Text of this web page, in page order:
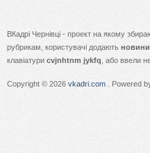
ВКадрі Чернівці - проект на якому
рубрикам, користувачі додають новини
клавіатури cvjnhtnm jykfq , або ввели
Copyright © 2026 vkadri.com . Powered